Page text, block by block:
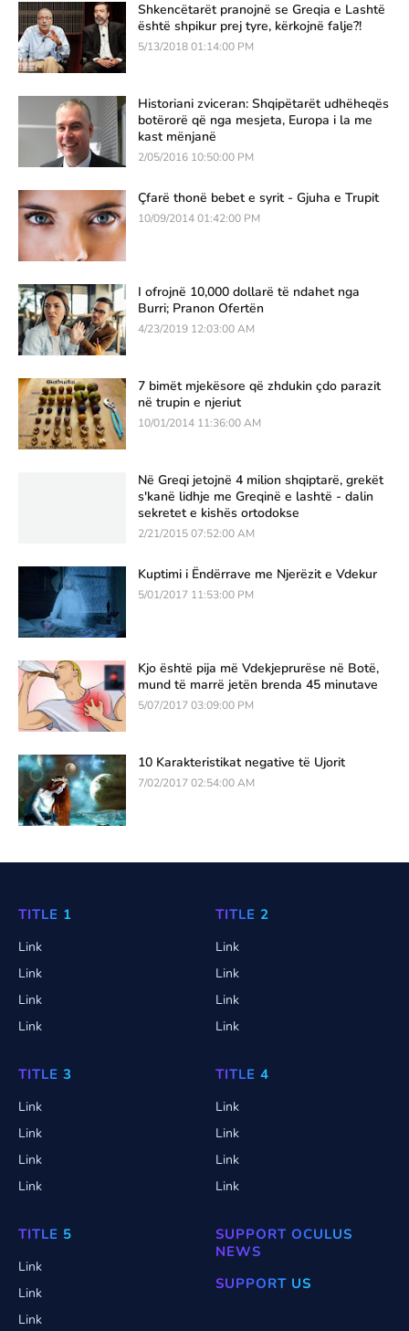
Shkencëtarët pranojnë se Greqia e Lashtë
është shpikur prej tyre, kërkojnë falje?!
5/13/2018 01:14:00 PM
Historiani zviceran: Shqipëtarët udhëheqës
botërorë që nga mesjeta, Europa i la me
kast mënjanë
2/05/2016 10:50:00 PM
Çfarë thonë bebet e syrit - Gjuha e Trupit
10/09/2014 01:42:00 PM
I ofrojnë 10,000 dollarë të ndahet nga
Burri; Pranon Ofertën
4/23/2019 12:03:00 AM
7 bimët mjekësore që zhdukin çdo parazit
në trupin e njeriut
10/01/2014 11:36:00 AM
Në Greqi jetojnë 4 milion shqiptarë, grekët
s'kanë lidhje me Greqinë e lashtë - dalin
sekretet e kishës ortodokse
2/21/2015 07:52:00 AM
Kuptimi i Ëndërrave me Njerëzit e Vdekur
5/01/2017 11:53:00 PM
Kjo është pija më Vdekjeprurëse në Botë,
mund të marrë jetën brenda 45 minutave
5/07/2017 03:09:00 PM
10 Karakteristikat negative të Ujorit
7/02/2017 02:54:00 AM
TITLE 1
Link
Link
Link
Link
TITLE 2
Link
Link
Link
Link
TITLE 3
Link
Link
Link
Link
TITLE 4
Link
Link
Link
Link
TITLE 5
Link
Link
Link
SUPPORT OCULUS
NEWS
SUPPORT US